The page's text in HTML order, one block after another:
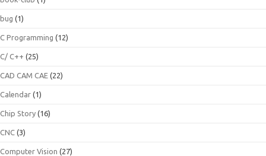
bug (1)
C Programming (12)
C/ C++ (25)
CAD CAM CAE (22)
Calendar (1)
Chip Story (16)
CNC (3)
Computer Vision (27)